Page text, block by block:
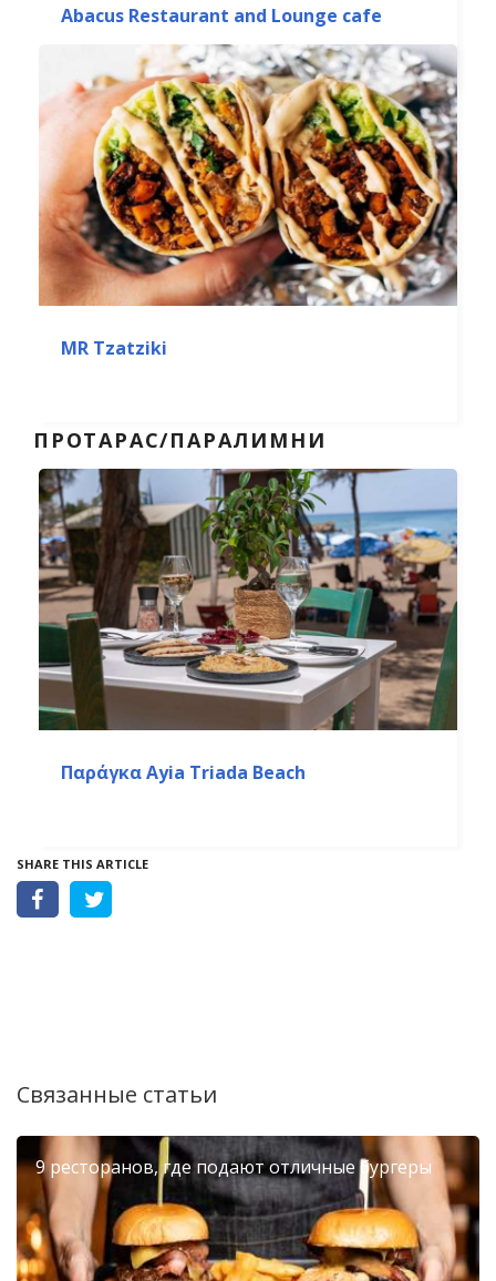
Abacus Restaurant and Lounge cafe
MR Tzatziki
ПРОТАРАС/ПАРАЛИМНИ
Παράγκα Ayia Triada Beach
SHARE THIS ARTICLE
Связанные статьи
9 ресторанов, где подают отличные бургеры